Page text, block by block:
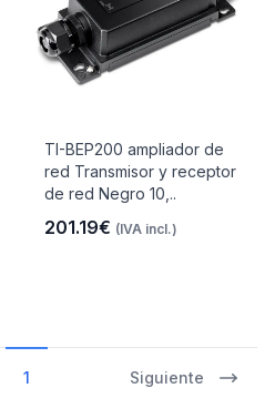
TI-BEP200 ampliador de
red Transmisor y receptor
de red Negro 10,..
201.19€ (IVA incl.)
1 Siguiente